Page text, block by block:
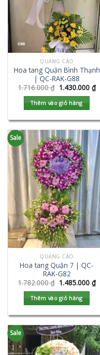
QUẢNG CÁO
Hoa tang Quận Bình Thạnh
| QC-RAK-G88
1.716.000₫ 1.430.000 ₫
Thêm vào giỏ hàng
Sale
QUẢNG CÁO
Hoa tang Quận 7 | QC-
RAK-G82
1.782.000₫ 1.485.000 ₫
Thêm vào giỏ hàng
Sale